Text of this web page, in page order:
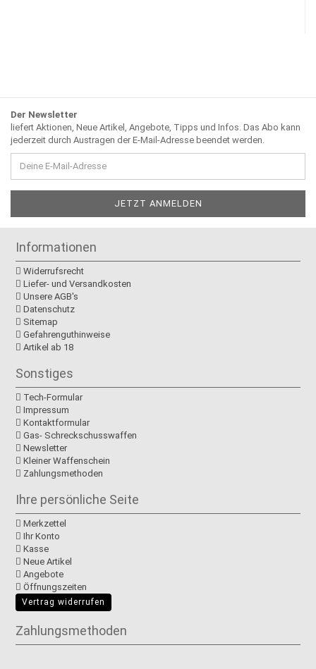
Der Newsletter
liefert Aktionen, Neue Artikel, Angebote, Tipps und Infos. Das Abo kann
jederzeit durch Austragen der E-Mail-Adresse beendet werden.
Informationen
Widerrufsrecht
Liefer- und Versandkosten
Unsere AGB's
Datenschutz
Sitemap
Gefahrenguthinweise
Artikel ab 18
Sonstiges
Tech-Formular
Impressum
Kontaktformular
Gas- Schreckschusswaffen
Newsletter
Kleiner Waffenschein
Zahlungsmethoden
Ihre persönliche Seite
Merkzettel
Ihr Konto
Kasse
Neue Artikel
Angebote
Öffnungszeiten
Vertrag widerrufen
Zahlungsmethoden